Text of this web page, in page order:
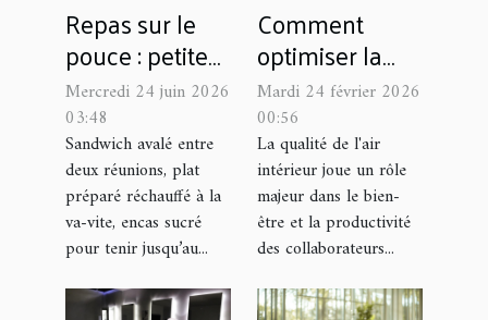
Repas sur le
pouce : petite
enfance de la
malnutrition
moderne ?
Mercredi 24 juin 2026
03:48
Sandwich avalé entre
deux réunions, plat
préparé réchauffé à la
va-vite, encas sucré
pour tenir jusqu’au...
Comment
optimiser la
qualité de l'air
dans votre
entreprise ?
Mardi 24 février 2026
00:56
La qualité de l'air
intérieur joue un rôle
majeur dans le bien-
être et la productivité
des collaborateurs...